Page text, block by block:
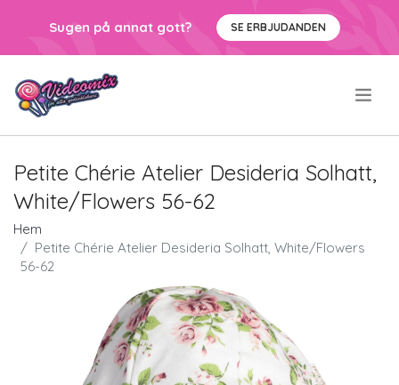
Sugen på annat gott? SE ERBJUDANDEN
Petite Chérie Atelier Desideria Solhatt,
White/Flowers 56-62
Hem
Petite Chérie Atelier Desideria Solhatt, White/Flowers
56-62